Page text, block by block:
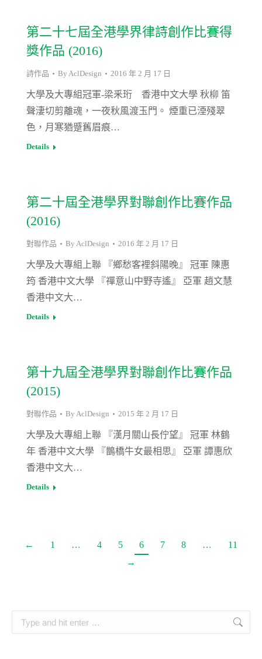
第二十七屆全港學界律詩創作比賽得
獎作品 (2016)
詩作品 By AclDesign 2016 年 2 月 17 日
大學及大專組冠軍-梁釆珩 香港中文大學 秋柳 笛
聲淒切剪離魂，一夜秋風渡玉門。 煙重已湮殘翠
色，月寒猶蹙舊眉痕…
Details
第二十屆全港學界對聯創作比賽作品
(2016)
對聯作品 By AclDesign 2016 年 2 月 17 日
大學及大專組上聯 『鄉愁客裡斜陽晚』 冠軍 陳惠
筠 香港中文大學 『禪意山中野寺遙』 亞軍 趙文慧
香港中文大…
Details
第十九屆全港學界對聯創作比賽作品
(2015)
對聯作品 By AclDesign 2015 年 2 月 17 日
大學及大專組上聯 『漢月關山長佇望』 冠軍 林鶴
年 香港中文大學 『鵲橋牛女最相思』 亞軍 譚惠欣
香港中文大…
Details
← 1 … 4 5 6 7 8 …
11
→
Search: